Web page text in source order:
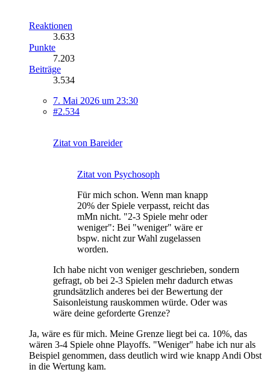
Reaktionen
3.633
Punkte
7.203
Beiträge
3.534
7. Mai 2026 um 23:30
#2.534
Zitat von Bareider
Zitat von Psychosoph
Für mich schon. Wenn man knapp
20% der Spiele verpasst, reicht das
mMn nicht. "2-3 Spiele mehr oder
weniger": Bei "weniger" wäre er
bspw. nicht zur Wahl zugelassen
worden.
Ich habe nicht von weniger geschrieben, sondern
gefragt, ob bei 2-3 Spielen mehr dadurch etwas
grundsätzlich anderes bei der Bewertung der
Saisonleistung rauskommen würde. Oder was
wäre deine geforderte Grenze?
Ja, wäre es für mich. Meine Grenze liegt bei ca. 10%, das
wären 3-4 Spiele ohne Playoffs. "Weniger" habe ich nur als
Beispiel genommen, dass deutlich wird wie knapp Andi Obst
in die Wertung kam.